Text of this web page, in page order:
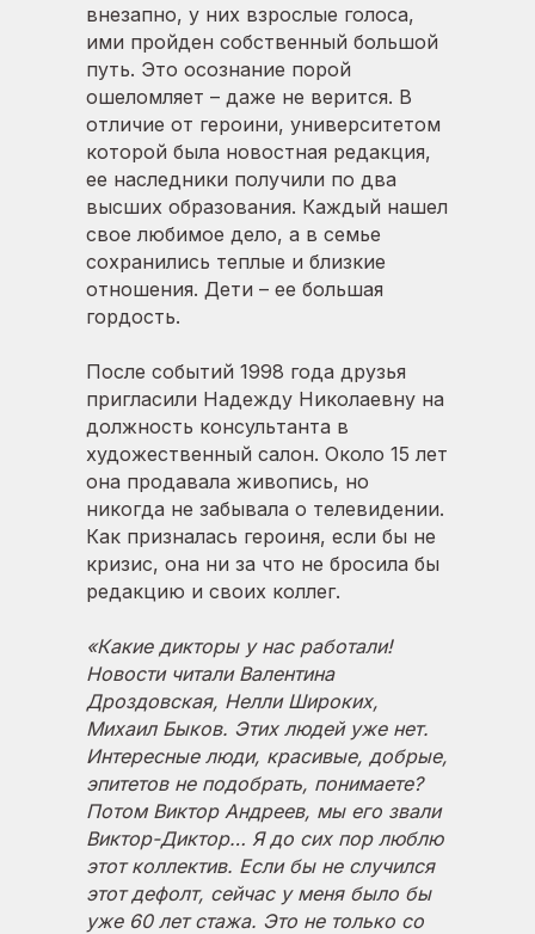
внезапно, у них взрослые голоса,
ими пройден собственный большой
путь. Это осознание порой
ошеломляет – даже не верится. В
отличие от героини, университетом
которой была новостная редакция,
ее наследники получили по два
высших образования. Каждый нашел
свое любимое дело, а в семье
сохранились теплые и близкие
отношения. Дети – ее большая
гордость.
После событий 1998 года друзья
пригласили Надежду Николаевну на
должность консультанта в
художественный салон. Около 15 лет
она продавала живопись, но
никогда не забывала о телевидении.
Как призналась героиня, если бы не
кризис, она ни за что не бросила бы
редакцию и своих коллег.
«Какие дикторы у нас работали!
Новости читали Валентина
Дроздовская, Нелли Широких,
Михаил Быков. Этих людей уже нет.
Интересные люди, красивые, добрые,
эпитетов не подобрать, понимаете?
Потом Виктор Андреев, мы его звали
Виктор-Диктор… Я до сих пор люблю
этот коллектив. Если бы не случился
этот дефолт, сейчас у меня было бы
уже 60 лет стажа. Это не только со